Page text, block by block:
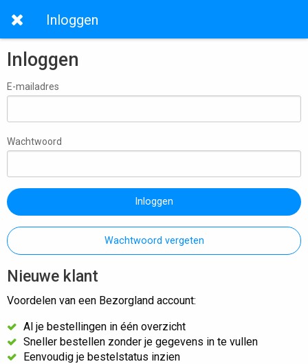
Inloggen
Inloggen
E-mailadres
Wachtwoord
Inloggen
Wachtwoord vergeten
Nieuwe klant
Voordelen van een Bezorgland account:
Al je bestellingen in één overzicht
Sneller bestellen zonder je gegevens in te vullen
Eenvoudig je bestelstatus inzien